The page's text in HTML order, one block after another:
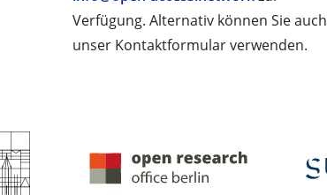
Verfügung. Alternativ können Sie auch
unser Kontaktformular verwenden.